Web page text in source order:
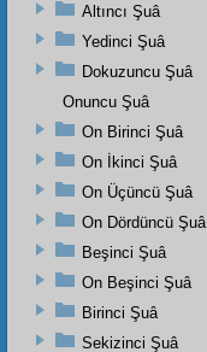
Altıncı Şuâ
Yedinci Şuâ
Dokuzuncu Şuâ
Onuncu Şuâ
On Birinci Şuâ
On İkinci Şuâ
On Üçüncü Şuâ
On Dördüncü Şuâ
Beşinci Şuâ
On Beşinci Şuâ
Birinci Şuâ
Sekizinci Şuâ